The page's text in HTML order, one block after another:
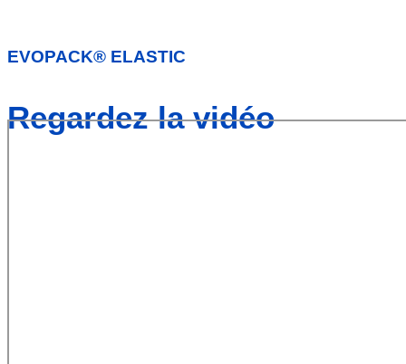
EVOPACK® ELASTIC
Regardez la vidéo